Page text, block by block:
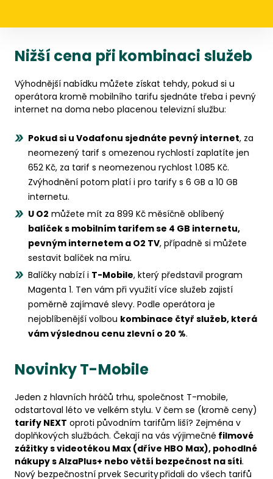
Nižší cena při kombinaci služeb
Výhodnější nabídku můžete získat tehdy, pokud si u
operátora kromě mobilního tarifu sjednáte třeba i pevný
internet na doma nebo placenou televizní službu:
Pokud si u Vodafonu sjednáte pevný internet, za
neomezený tarif s omezenou rychlostí zaplatíte jen
652 Kč, za tarif s neomezenou rychlost 1.085 Kč.
Zvýhodnění potom platí i pro tarify s 6 GB a 10 GB
internetu.
U O2 můžete mít za 899 Kč měsíčně oblíbený
balíček s mobilním tarifem se 4 GB internetu,
pevným internetem a O2 TV, případně si můžete
sestavit balíček na míru.
Balíčky nabízí i T-Mobile, který představil program
Magenta 1. Ten vám při využití více služeb zajistí
poměrně zajímavé slevy. Podle operátora je
nejoblíbenější volbou kombinace čtyř služeb, která
vám výslednou cenu zlevní o 20 %.
Novinky T-Mobile
Jeden z hlavních hráčů trhu, společnost T-mobile,
odstartoval léto ve velkém stylu. V čem se (kromě ceny)
tarify NEXT oproti původním tarifům liší? Zejména v
doplňkových službách. Čekají na vás výjimečné filmové
zážitky s videotékou Max (dříve HBO Max), pohodlné
nákupy s AlzaPlus+ nebo větší bezpečnost na síti.
Nový bezpečnostní prvek Security přidali do všech tarifů